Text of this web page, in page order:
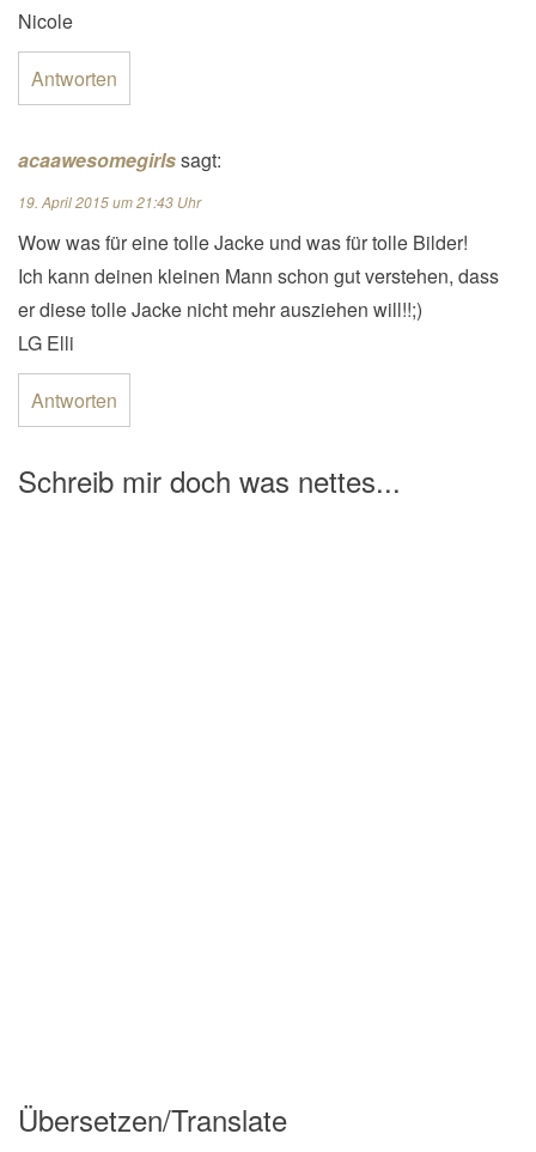
Nicole
Antworten
acaawesomegirlssagt:
19. April 2015 um 21:43 Uhr
Wow was für eine tolle Jacke und was für tolle Bilder!
Ich kann deinen kleinen Mann schon gut verstehen, dass
er diese tolle Jacke nicht mehr ausziehen will!!;)
LG Elli
Antworten
Schreib mir doch was nettes...
Übersetzen/Translate